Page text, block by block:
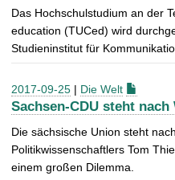
Das Hochschulstudium an der
education (TUCed) wird
Studieninstitut für
2017-09-25 | Die Welt
Sachsen-CDU steht
Die sächsische Union steht
Politikwissenschaftlers Tom
einem großen Dilemma.